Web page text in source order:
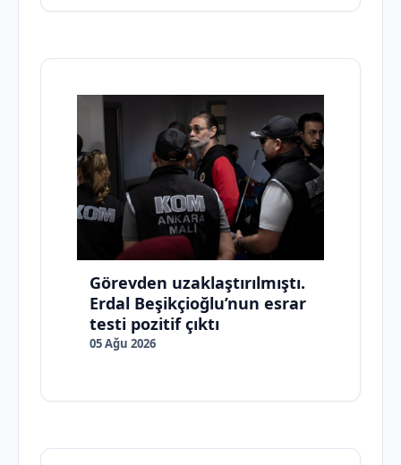
Görevden uzaklaştırılmıştı.
Erdal Beşikçioğlu’nun esrar
testi pozitif çıktı
05 Ağu 2026